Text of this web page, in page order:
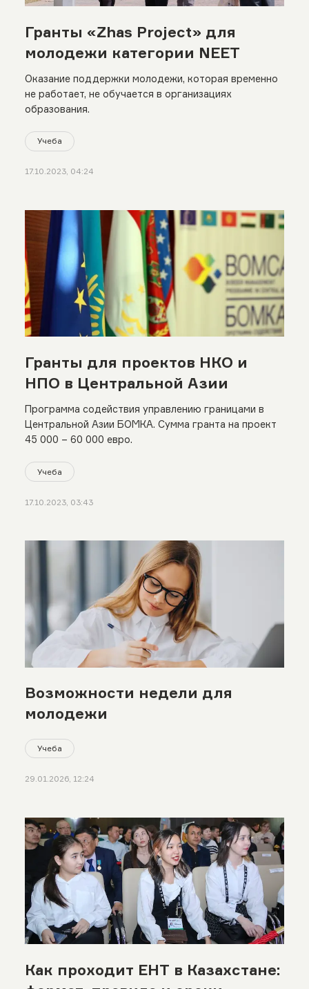
Гранты «Zhas Project» для
молодежи категории NEET
Oказание поддержки молодежи, которая временно
не работает, не обучается в организациях
образования.
Учеба
17.10.2023, 04:24
Гранты для проектов НКО и
НПО в Центральной Азии
Программа содействия управлению границами в
Центральной Азии БОМКА. Сумма гранта на проект
45 000 – 60 000 евро.
Учеба
17.10.2023, 03:43
Возможности недели для
молодежи
Учеба
29.01.2026, 12:24
Как проходит ЕНТ в Казахстане: